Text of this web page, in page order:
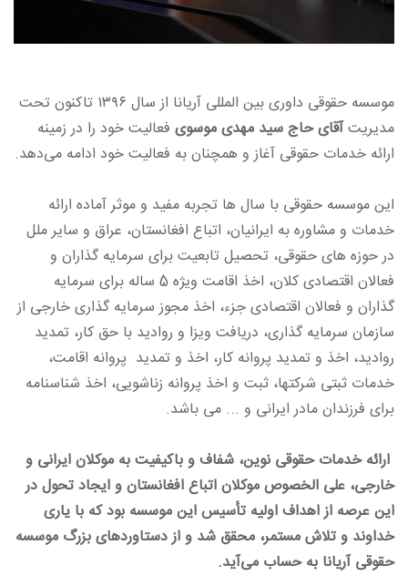
موسسه حقوقی داوری بین المللی آریانا از سال ۱۳۹۶ تاکنون تحت
مدیریتآقای حاج سید مهدی موسوی فعالیت خود را در زمینه
ارائه خدمات حقوقی آغاز و همچنان به فعالیت خود ادامه می‌دهد.
این موسسه حقوقی با سال ها تجربه مفید و موثر آماده ارائه
خدمات و مشاوره به ایرانیان، اتباع افغانستان، عراق و سایر ملل
در حوزه های حقوقی، تحصیل تابعیت برای سرمایه گذاران و
فعالان اقتصادی کلان، اخذ اقامت ویژه 5 ساله برای سرمایه
گذاران و فعالان اقتصادی جزء، اخذ مجوز سرمایه گذاری خارجی از
سازمان سرمایه گذاری، دریافت ویزا و روادید با حق کار، تمدید
روادید، اخذ و تمدید پروانه کار، اخذ و تمدید پروانه اقامت،
خدمات ثبتی شرکتها، ثبت و اخذ پروانه زناشویی، اخذ شناسنامه
برای فرزندان مادر ایرانی و ... می باشد.
ارائه خدمات حقوقی نوین، شفاف و باکیفیت به موکلان ایرانی و
خارجی، علی الخصوص موکلان اتباع افغانستان و ایجاد تحول در
این عرصه از اهداف اولیه تأسیس این موسسه بود که با یاری
خداوند و تلاش مستمر، محقق شد و از دستاورد‌های بزرگ موسسه
حقوقی آریانا به حساب می‌آید.